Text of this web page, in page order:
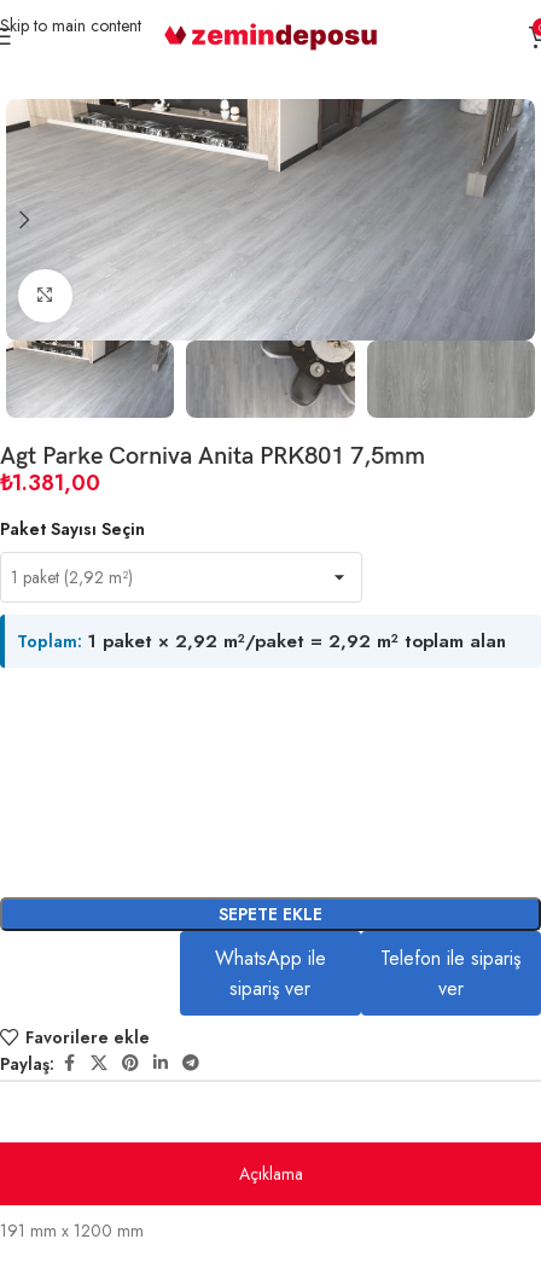
Skip to main content
Büyütmek için tıklayın
Agt Parke Corniva Anita PRK801 7,5mm
₺1.381,00
Paket Sayısı Seçin
Toplam: 1 paket × 2,92 m²/paket = 2,92 m² toplam alan
SEPETE EKLE
WhatsApp ile
sipariş ver
Telefon ile sipariş
ver
Favorilere ekle
Paylaş:
Açıklama
191 mm x 1200 mm